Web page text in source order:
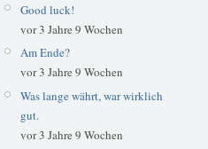
Good luck!
vor 3 Jahre 9 Wochen
Am Ende?
vor 3 Jahre 9 Wochen
Was lange währt, war wirklich
gut.
vor 3 Jahre 9 Wochen